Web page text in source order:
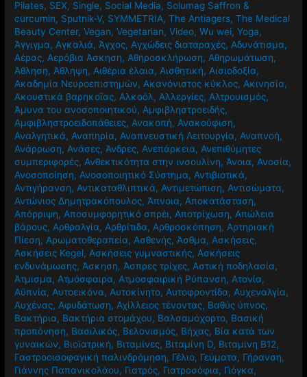
Pilates, SEX, Single, Social Media, Solumag Saffron &
curcumin, Sputnik-V, SYMMETRIA,The Antiagers,The Medical
Beauty Center,Vegan,Vegetarian,Video,Wu wei,Yoga,
Άγγιγμα,Αγκαλιά,Άγχος,Αγχώδεις διαταραχές,Αδυνάτισμα,
Αέρας,Αερόβια Άσκηση,Αθηροσκλήρωση,Αθηρωμάτωση,
Άθληση,Άθληψη,Αιθέρια έλαια,Αισθητική,Αισιοδοξία,
Ακαδημία Νευροεπιστημών,Ακανόνιστος κύκλος,Ακινησία,
Ακουστικά βαρηκοΐας,Αλκοόλ,Αλλεργίες,Αλτρουισμός,
Άμυνα του ανοσοποιητικού,Αμφιβληστροειδής,
Αμφιβληστροειδοπάθειες,Ανακοπή,Ανακούφιση,
Αναλγητικά,Αναπηρία,Αναπνευστική Λειτουργία,Αναπνοή,
Ανάρρωση,Ανάσες,Άνδρες,Ανεπάρκεια,Ανεπιθύμητες
συμπεριφορές,Ανθεκτικότητα στην ινσουλίνη,Άνοια,Ανοσία,
Ανοσοποίηση,Ανοσοποιητικό Σύστημα,Αντιβιοτικά,
Αντιγήρανση,Αντικαταθλιπτικά,Αντιμετώπιση,Αντισώματα,
Αντώνιος Δημητρακόπουλος,Άπνοια,Αποκατάσταση,
Απόρριψη,Αποσυμφορητικό σπρέι,Αποτρίχωση,Απώλεια
βάρους,Αρθραλγία,Αρθρίτιδα,Αρθροσκόπηση,Αρτηριακή
Πίεση,Αρωματοθεραπεία,Ασθενής,Άσθμα,Ασκήσεις,
Ασκήσεις Kegel,Ασκήσεις γυμναστικής,Ασκήσεις
ενδυνάμωσης,Άσκηση,Άσπρες τρίχες,Αστική ποδηλασία,
Άτμισμα,Ατμόσφαιρα,Ατμοσφαιρική Ρύπανση,Ατονία,
Αϋπνία,Αυτοεικόνα,Αυτοκίνητο,Αυτοφροντίδα,Αυχεναλγία,
Αυχένας,Αφυδάτωση,Αχίλλειος τένοντας, Βαθύς ύπνος,
Βακτήρια, Βακτήρια στομάχου, Βαλσαμόχορτο, Βασική
προπόνηση, Βασιλικός, Βελονισμός, Βήχας, Βία κατά των
γυναικών, Βιοϊατρική, Βιταμίνες, Βιταμίνη D, Βιταμίνη Β12,
Γαστροοισοφαγική παλινδρόμηση, Γέλιο, Γεύματα, Γήρανση,
Γιάννης Παπανικολάου, Γιατρός, Γιατροσόφια, Γιόγκα,